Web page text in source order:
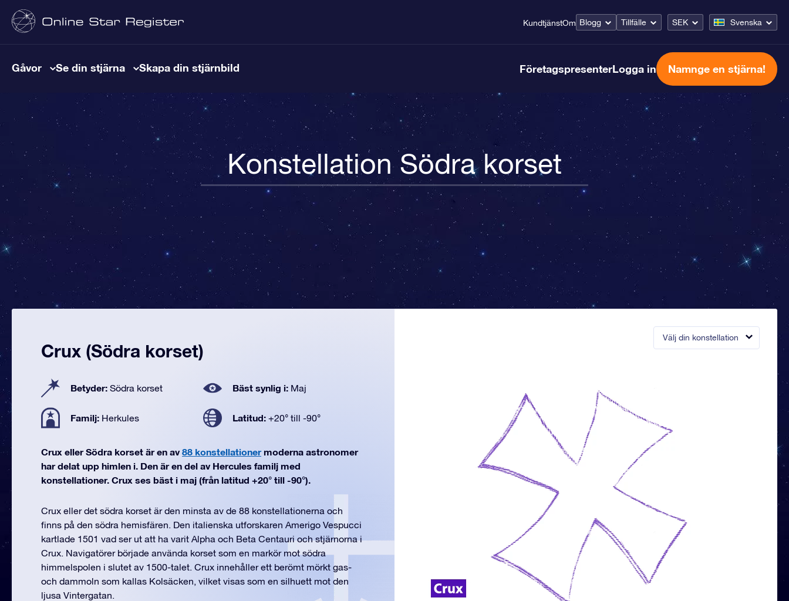
KundtjänstOm Blogg Tillfälle SEK Svenska
Gåvor Se din stjärna Skapa din stjärnbild FöretagspresenterLogga in Namnge en stjärna!
Konstellation Södra korset
Välj din konstellation
Crux (Södra korset)
Betyder: Södra korset Bäst synlig i: Maj
Familj: Herkules Latitud: +20° till -90°
Crux eller Södra korset är en av 88 konstellationermoderna astronomer
har delat upp himlen i. Den är en del av Hercules familj med
konstellationer. Crux ses bäst i maj (från latitud +20° till -90°).
Crux eller det södra korset är den minsta av de 88 konstellationerna och
finns på den södra hemisfären. Den italienska utforskaren Amerigo Vespucci
kartlade 1501 vad ser ut att ha varit Alpha och Beta Centauri och stjärnorna i
Crux. Navigatörer började använda korset som en markör mot södra
himmelspolen i slutet av 1500-talet. Crux innehåller ett berömt mörkt gas-
och dammoln som kallas Kolsäcken, vilket visas som en silhuett mot den
ljusa Vintergatan.